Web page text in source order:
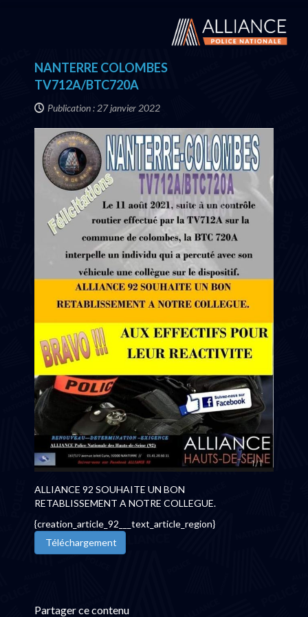
NANTERRE COLOMBES
TV712A/BTC720A
Publication : 27 janvier 2022
ALLIANCE 92 SOUHAITE UN BON
RETABLISSEMENT A NOTRE COLLEGUE.
{creation_article_92___text_article_region}
Téléchargement
Partager ce contenu